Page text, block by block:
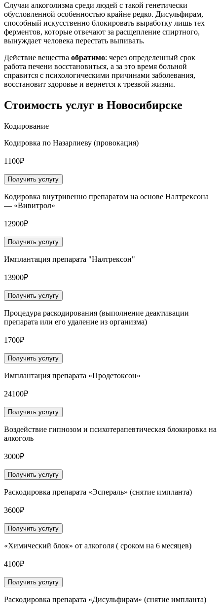
Случаи алкоголизма среди людей с такой генетически
обусловленной особенностью крайне редко. Дисульфирам,
способный искусственно блокировать выработку лишь тех
ферментов, которые отвечают за расщепление спиртного,
вынуждает человека перестать выпивать.
Действие вещества обратимо: через определенный срок
работа печени восстановиться, а за это время больной
справится с психологическими причинами заболевания,
восстановит здоровье и вернется к трезвой жизни.
Стоимость услуг в Новосибирске
Кодирование
Кодировка по Назарлиеву (провокация)
1100₽
Получить услугу
Кодировка внутривенно препаратом на основе Налтрексона
— «Вивитрол»
12900₽
Получить услугу
Имплантация препарата "Налтрексон"
13900₽
Получить услугу
Процедура раскодирования (выполнение деактивации
препарата или его удаление из организма)
1700₽
Получить услугу
Имплантация препарата «Продетоксон»
24100₽
Получить услугу
Воздействие гипнозом и психотерапевтическая блокировка на
алкоголь
3000₽
Получить услугу
Раскодировка препарата «Эспераль» (снятие импланта)
3600₽
Получить услугу
«Химический блок» от алкоголя ( сроком на 6 месяцев)
4100₽
Получить услугу
Раскодировка препарата «Дисульфирам» (снятие импланта)